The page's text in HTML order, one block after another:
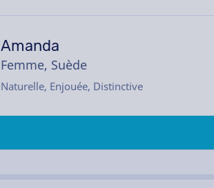
Amanda
Femme, Suède
Naturelle, Enjouée, Distinctive